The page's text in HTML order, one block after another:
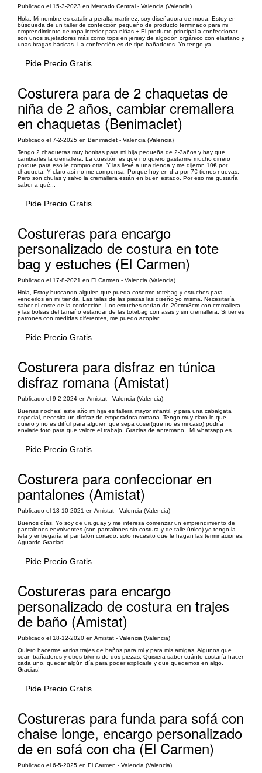
Publicado el 15-3-2023 en Mercado Central - Valencia (Valencia)
Hola, Mi nombre es catalina peralta martinez, soy diseñadora de moda. Estoy en
búsqueda de un taller de confección pequeño de producto terminado para mi
emprendimiento de ropa interior para niñas.+ El producto principal a confeccionar
son unos sujetadores más como tops en jersey de algodón orgánico con elastano y
unas bragas básicas. La confección es de tipo bañadores. Yo tengo ya...
Pide Precio Gratis
Costurera para de 2 chaquetas de
niña de 2 años, cambiar cremallera
en chaquetas (Benimaclet)
Publicado el 7-2-2025 en Benimaclet - Valencia (Valencia)
Tengo 2 chaquetas muy bonitas para mi hija pequeña de 2-3años y hay que
cambiarles la cremallera. La cuestión es que no quiero gastarme mucho dinero
porque para eso le compro otra. Y las llevé a una tienda y me dijeron 10€ por
chaqueta. Y claro así no me compensa. Porque hoy en día por 7€ tienes nuevas.
Pero son chulas y salvo la cremallera están en buen estado. Por eso me gustaría
saber a qué...
Pide Precio Gratis
Costureras para encargo
personalizado de costura en tote
bag y estuches (El Carmen)
Publicado el 17-8-2021 en El Carmen - Valencia (Valencia)
Hola, Estoy buscando alguien que pueda coserme totebag y estuches para
venderlos en mi tienda. Las telas de las piezas las diseño yo misma. Necesitaría
saber el coste de la confección. Los estuches serían de 20cmx8cm con cremallera
y las bolsas del tamaño estandar de las totebag con asas y sin cremallera. Si tienes
patrones con medidas diferentes, me puedo acoplar.
Pide Precio Gratis
Costurera para disfraz en túnica
disfraz romana (Amistat)
Publicado el 9-2-2024 en Amistat - Valencia (Valencia)
Buenas noches! este año mi hija es fallera mayor infantil, y para una cabalgata
especial, necesita un disfraz de emperadora romana. Tengo muy claro lo que
quiero y no es difícil para alguien que sepa coser(que no es mi caso) podría
enviarle foto para que valore el trabajo. Gracias de antemano . Mi whatsapp es
Pide Precio Gratis
Costurera para confeccionar en
pantalones (Amistat)
Publicado el 13-10-2021 en Amistat - Valencia (Valencia)
Buenos días, Yo soy de uruguay y me interesa comenzar un emprendimiento de
pantalones envolventes (son pantalones sin costura y de talle único) yo tengo la
tela y entregaría el pantalón cortado, solo necesito que le hagan las terminaciones.
Aguardo Gracias!
Pide Precio Gratis
Costureras para encargo
personalizado de costura en trajes
de baño (Amistat)
Publicado el 18-12-2020 en Amistat - Valencia (Valencia)
Quiero hacerme varios trajes de baños para mi y para mis amigas. Algunos que
sean bañadores y otros bikinis de dos piezas. Quisiera saber cuánto costaría hacer
cada uno, quedar algún día para poder explicarle y que quedemos en algo.
Gracias!
Pide Precio Gratis
Costureras para funda para sofá con
chaise longe, encargo personalizado
de en sofá con cha (El Carmen)
Publicado el 6-5-2025 en El Carmen - Valencia (Valencia)